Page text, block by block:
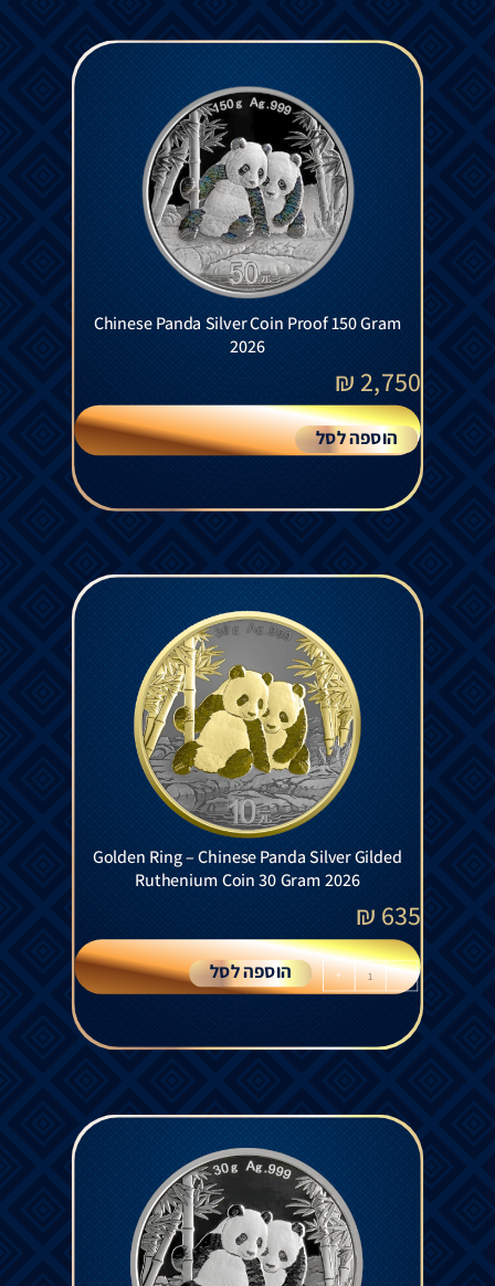
Chinese Panda Silver Coin Proof 150 Gram
2026
2,750
₪
הוספה לסל
Golden Ring – Chinese Panda Silver Gilded
Ruthenium Coin 30 Gram 2026
635
₪
-
+ הוספה לסל